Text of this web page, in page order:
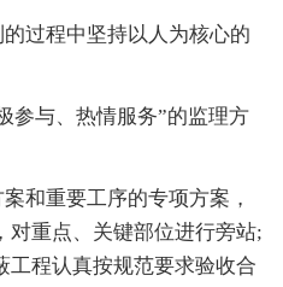
过程中坚持以人为核心的
参与、热情服务”的监理方
和重要工序的专项方案，
对重点、关键部位进行旁站;
工程认真按规范要求验收合